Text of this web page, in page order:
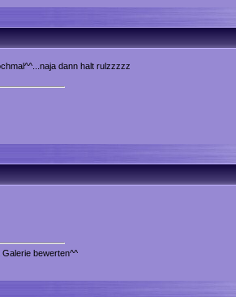
dann halt rulzzzzz
Galerie bewerten^^